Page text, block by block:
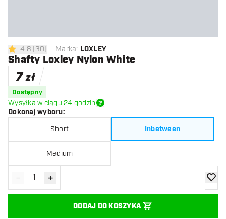
4.8 gwiazdki oceny
4.8 [30] Marka: LOXLEY
Shafty Loxley Nylon White
7 zł
Dostępny
Wysyłka w ciągu 24 godzin
Dokonaj wyboru:
Short Inbetween
Medium
Zmniejsz ilość
- Zwiększ ilość
+
DODAJ DO KOSZYKA